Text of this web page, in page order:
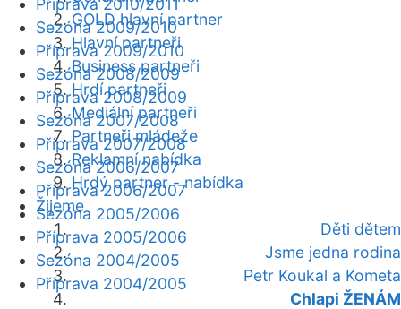
GOLD hlavní partner
Hlavní partneři
Business partneři
Hrdí partneři
Mediální partneři
Partneři mládeže
Reklamní nabídka
Hrdý partner - nabídka
Žijeme
Děti dětem
Jsme jedna rodina
Petr Koukal a Kometa
Chlapi ŽENÁM
Příprava 2010/2011
Sezóna 2009/2010
Příprava 2009/2010
Sezóna 2008/2009
Příprava 2008/2009
Sezóna 2007/2008
Příprava 2007/2008
Sezóna 2006/2007
Příprava 2006/2007
Sezóna 2005/2006
Příprava 2005/2006
Sezóna 2004/2005
Příprava 2004/2005